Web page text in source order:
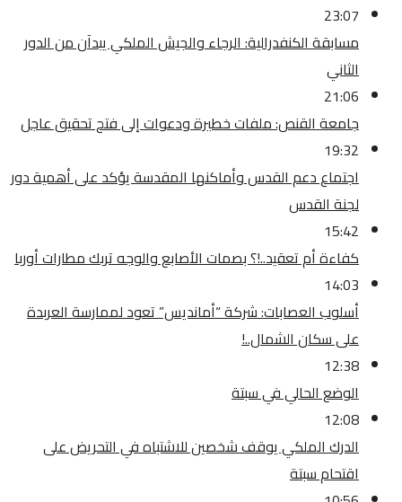
23:07
مسابقة الكنفدرالية: الرجاء والجيش الملكي يبدآن من الدور
الثاني
21:06
جامعة القنص: ملفات خطيرة ودعوات إلى فتح تحقيق عاجل
19:32
اجتماع دعم القدس وأماكنها المقدسة يؤكد على أهمية دور
لجنة القدس
15:42
كفاءة أم تعقيد..!؟ بصمات الأصابع والوجه تربك مطارات أوربا
14:03
أسلوب العصابات: شركة “أمانديس” تعود لممارسة العربدة
على سكان الشمال..!
12:38
الوضع الحالي في سبتة
12:08
الدرك الملكي يوقف شخصين للاشتباه في التحريض على
اقتحام سبتة